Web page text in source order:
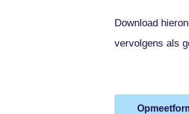
Download
vervolgens als